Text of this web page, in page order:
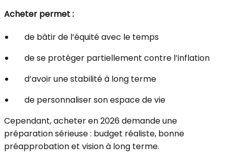
Acheter permet :
de bâtir de l’équité avec le temps
de se protéger partiellement contre l’inflation
d’avoir une stabilité à long terme
de personnaliser son espace de vie
Cependant, acheter en 2026 demande une
préparation sérieuse : budget réaliste, bonne
préapprobation et vision à long terme.